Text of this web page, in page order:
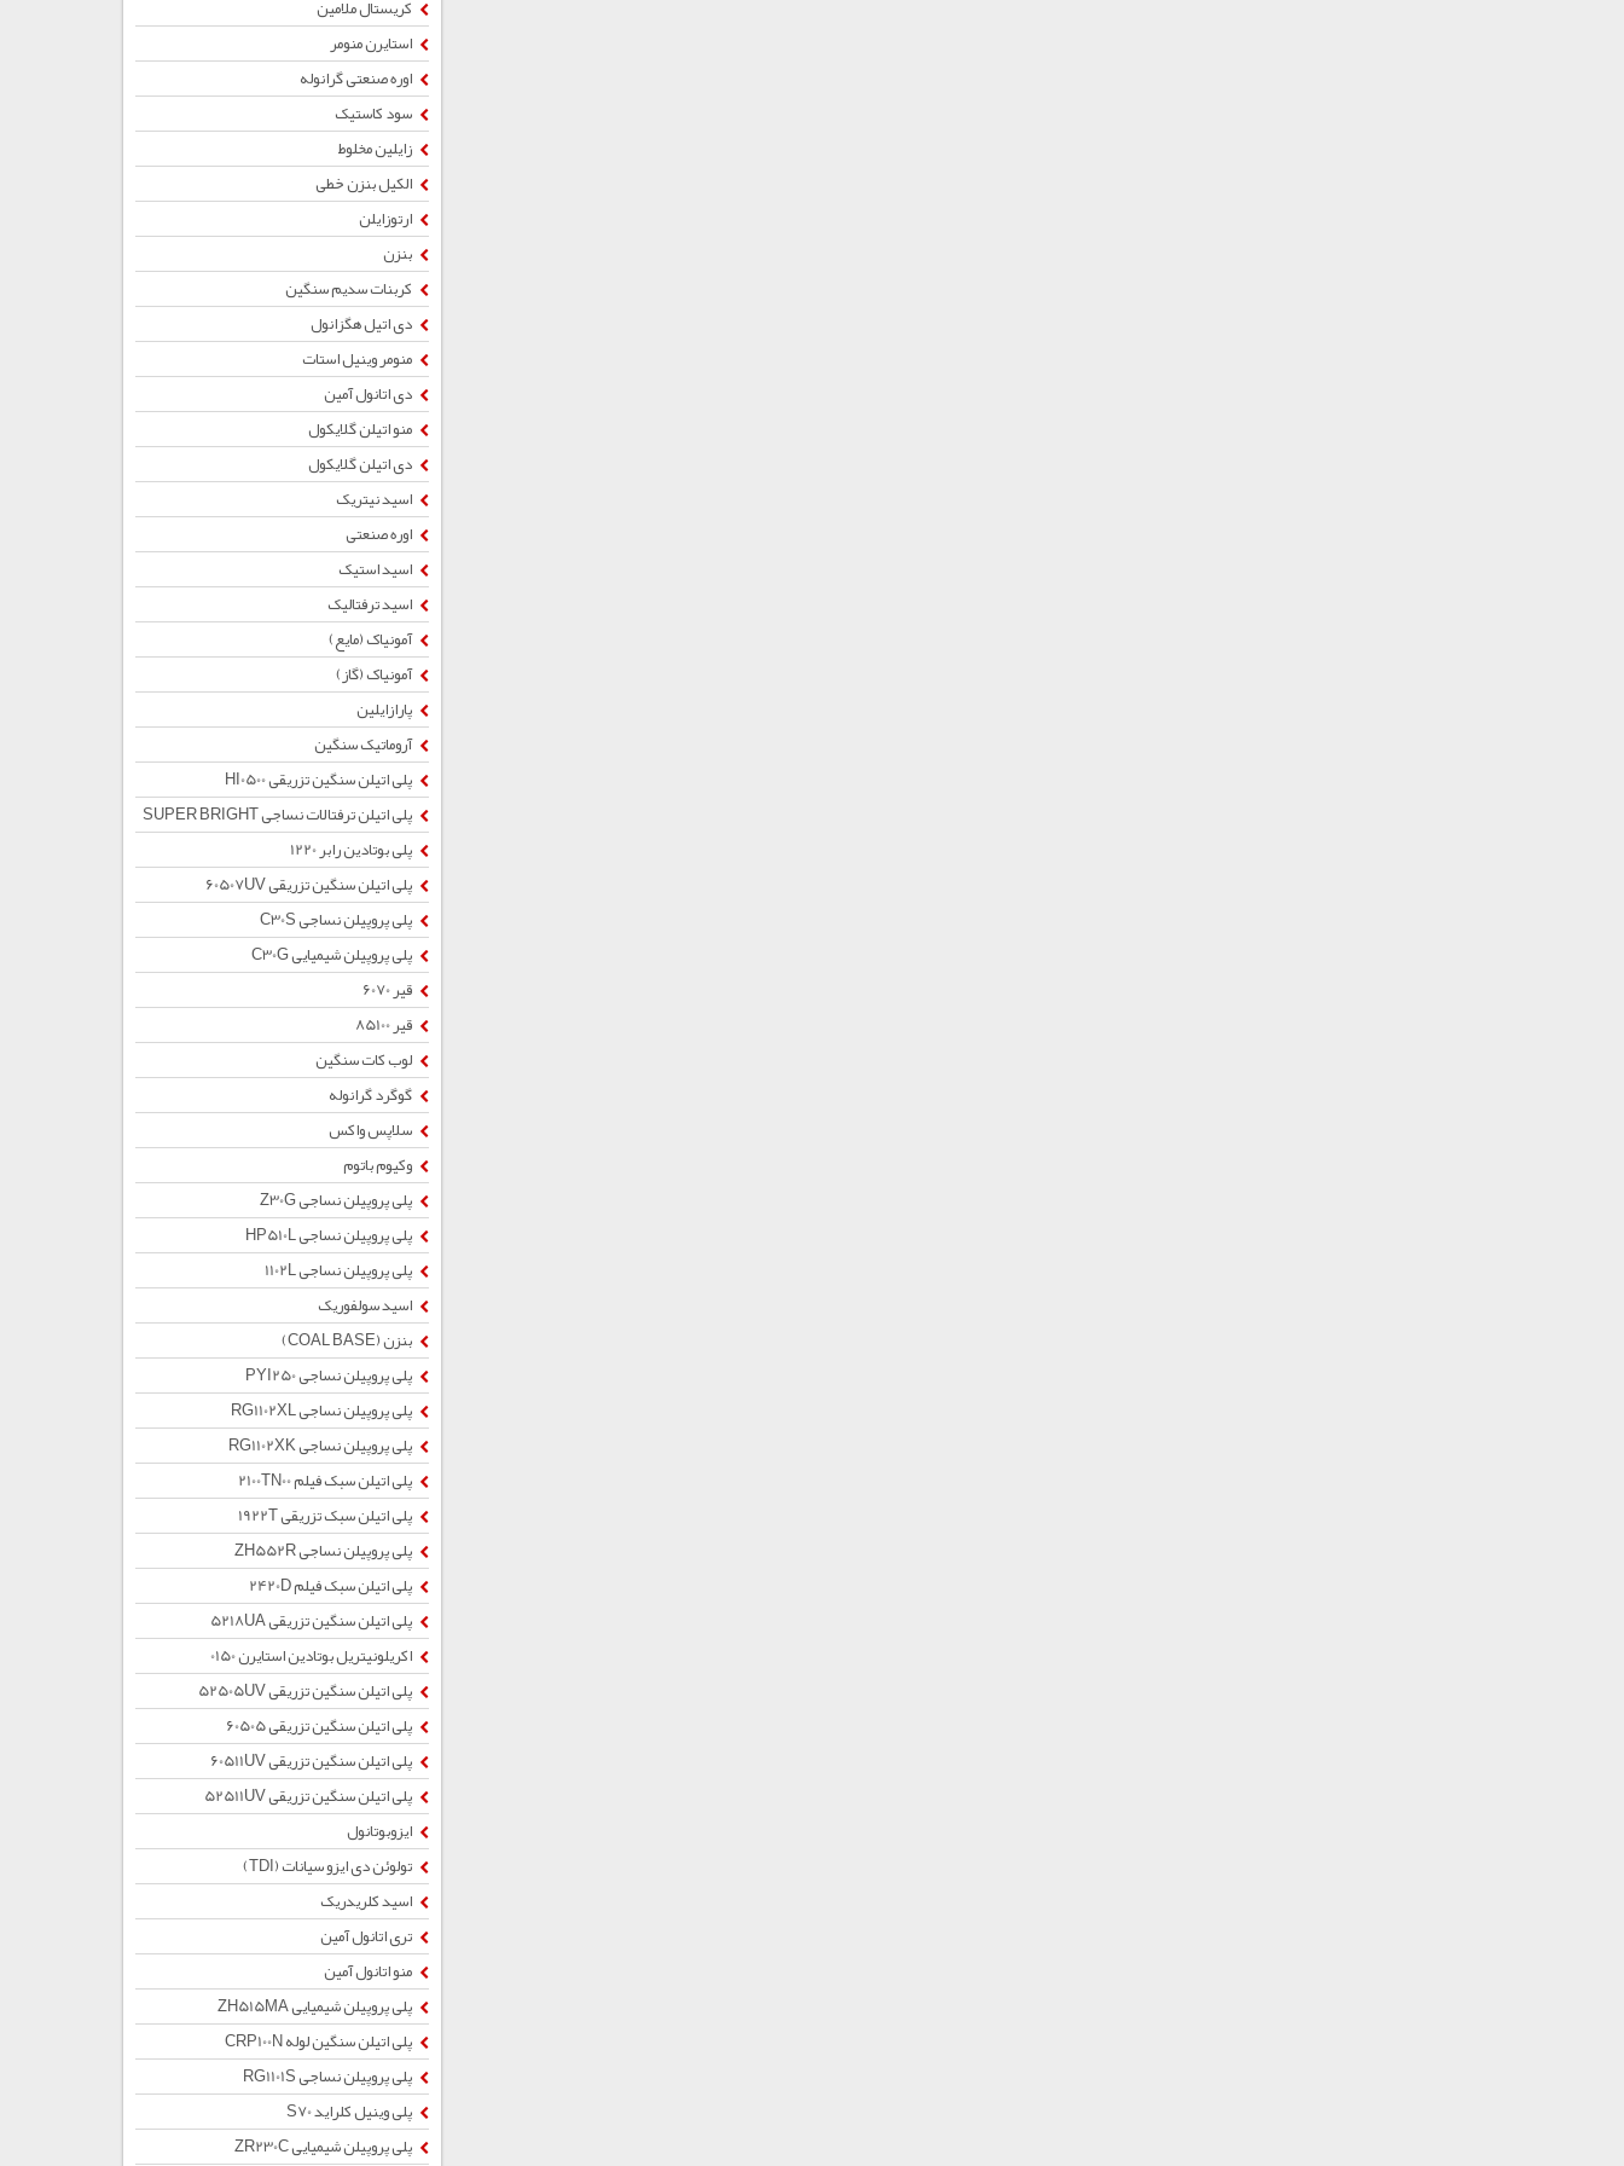
کریستال ملامین
استایرن منومر
اوره صنعتی گرانوله
سود کاستیک
زایلین مخلوط
الکیل بنزن خطی
ارتوزایلن
بنزن
کربنات سدیم سنگین
دی اتیل هگزانول
منومر وینیل استات
دی اتانول آمین
منو اتیلن گلایکول
دی اتیلن گلایکول
اسید نیتریک
اوره صنعتی
اسید استیک
اسید ترفتالیک
آمونیاک (مایع)
آمونیاک (گاز)
پارازایلین
آروماتیک سنگین
پلی اتیلن سنگین تزریقی HI0500
پلی اتیلن ترفتالات نساجی SUPER BRIGHT
پلی بوتادین رابر 1220
پلی اتیلن سنگین تزریقی 60507UV
پلی پروپیلن نساجی C30S
پلی پروپیلن شیمیایی C30G
قیر 6070
قیر 85100
لوب کات سنگین
گوگرد گرانوله
سلاپس واکس
وکیوم باتوم
پلی پروپیلن نساجی Z30G
پلی پروپیلن نساجی HP510L
پلی پروپیلن نساجی 1102L
اسید سولفوریک
بنزن (COAL BASE)
پلی پروپیلن نساجی PYI250
پلی پروپیلن نساجی RG1102XL
پلی پروپیلن نساجی RG1102XK
پلی اتیلن سبک فیلم 2100TN00
پلی اتیلن سبک تزریقی 1922T
پلی پروپیلن نساجی ZH552R
پلی اتیلن سبک فیلم 2420D
پلی اتیلن سنگین تزریقی 5218UA
اکریلونیتریل بوتادین استایرن 0150
پلی اتیلن سنگین تزریقی 52505UV
پلی اتیلن سنگین تزریقی 60505
پلی اتیلن سنگین تزریقی 60511UV
پلی اتیلن سنگین تزریقی 52511UV
ایزوبوتانول
تولوئن دی ایزو سیانات (TDI)
اسید کلریدریک
تری اتانول آمین
منو اتانول آمین
پلی پروپیلن شیمیایی ZH515MA
پلی اتیلن سنگین لوله CRP100N
پلی پروپیلن نساجی RG1101S
پلی وینیل کلراید S70
پلی پروپیلن شیمیایی ZR230C